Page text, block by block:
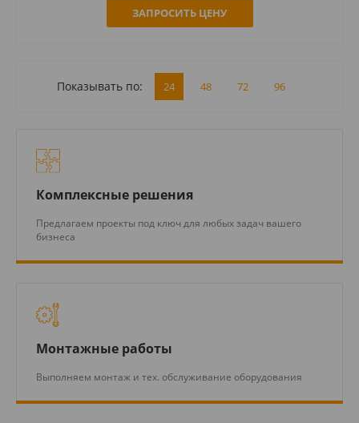
ЗАПРОСИТЬ ЦЕНУ
Показывать по: 24 48 72 96
Комплексные решения
Предлагаем проекты под ключ для любых задач вашего
бизнеса
Монтажные работы
Выполняем монтаж и тех. обслуживание оборудования